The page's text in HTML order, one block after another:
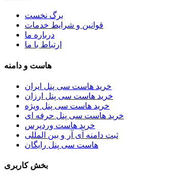
برگ نخست
قوانین و شرایط خدمات
درباره ما
ارتباط با ما
هاست و دامنه
خرید هاست سی پنل ایران
خرید هاست سی پنل ارزان
خرید هاست سی پنل ویژه
خرید هاست سی پنل حرفه ای
خرید هاست وردپرس
ثبت دامنه آی آر و بین المللی
هاست سی پنل رایگان
بخش کاربری